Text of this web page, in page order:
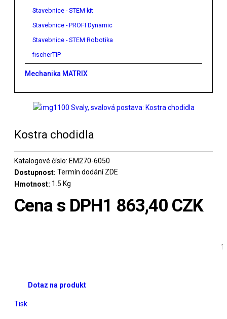
Stavebnice - STEM kit
Stavebnice - PROFI Dynamic
Stavebnice - STEM Robotika
fischerTiP
Mechanika MATRIX
Kostra chodidla
Katalogové číslo: EM270-6050
Dostupnost: Termín dodání ZDE
Hmotnost: 1.5 Kg
Cena s DPH1 863,40 CZK
Dotaz na produkt
Tisk